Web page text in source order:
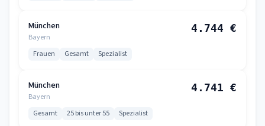
München
Bayern
4.744 €
Frauen Gesamt Spezialist
München
Bayern
4.741 €
Gesamt 25 bis unter 55 Spezialist